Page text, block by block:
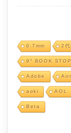
0.7mm 2代
9° BOOK
Adobe
aoki AOL
Beta